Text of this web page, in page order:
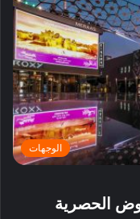
الوجهات
الحصرية